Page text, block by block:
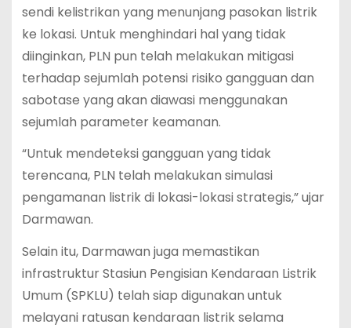
sendi kelistrikan yang menunjang pasokan listrik
ke lokasi. Untuk menghindari hal yang tidak
diinginkan, PLN pun telah melakukan mitigasi
terhadap sejumlah potensi risiko gangguan dan
sabotase yang akan diawasi menggunakan
sejumlah parameter keamanan.
“Untuk mendeteksi gangguan yang tidak
terencana, PLN telah melakukan simulasi
pengamanan listrik di lokasi-lokasi strategis,” ujar
Darmawan.
Selain itu, Darmawan juga memastikan
infrastruktur Stasiun Pengisian Kendaraan Listrik
Umum (SPKLU) telah siap digunakan untuk
melayani ratusan kendaraan listrik selama